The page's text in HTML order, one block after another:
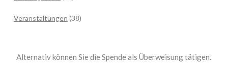
Veranstaltungen (38)
Alternativ können Sie die Spende als Überweisung tätigen.